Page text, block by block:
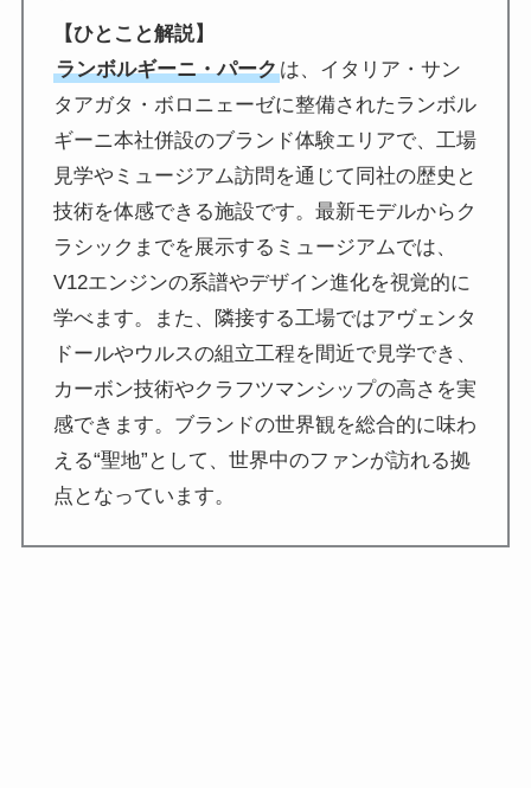
【ひとこと解説】
ランボルギーニ・パークは、イタリア・サン
タアガタ・ボロニェーゼに整備されたランボル
ギーニ本社併設のブランド体験エリアで、工場
見学やミュージアム訪問を通じて同社の歴史と
技術を体感できる施設です。最新モデルからク
ラシックまでを展示するミュージアムでは、
V12エンジンの系譜やデザイン進化を視覚的に
学べます。また、隣接する工場ではアヴェンタ
ドールやウルスの組立工程を間近で見学でき、
カーボン技術やクラフツマンシップの高さを実
感できます。ブランドの世界観を総合的に味わ
える“聖地”として、世界中のファンが訪れる拠
点となっています。